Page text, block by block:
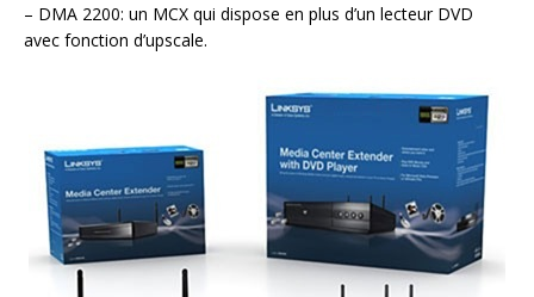
– DMA 2200: un MCX qui dispose en plus d’un lecteur DVD
avec fonction d’upscale.